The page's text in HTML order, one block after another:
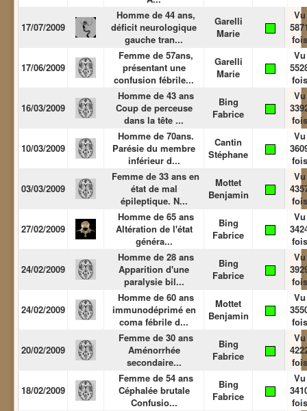
17/07/2009
Homme de 44 ans,
déficit neurologique
gauche tran...
Garelli
Marie
Vu
fois
17/06/2009
Femme de 57ans,
présentant une
confusion fébrile...
Garelli
Marie
Vu
fois
16/03/2009
Homme de 43 ans
Coup de perceuse
dans la tête ...
Bing
Fabrice
Vu
fois
10/03/2009
Homme de 70ans.
Parésie du membre
inférieur d...
Cantin
Stéphane
Vu
fois
03/03/2009
Femme de 33 ans en
état de mal
épileptique. N...
Mottet
Benjamin
Vu
fois
27/02/2009
Homme de 65 ans
Altération de l'état
généra...
Bing
Fabrice
Vu
fois
24/02/2009
Homme de 28 ans
Apparition d'une
paralysie bil...
Bing
Fabrice
Vu
fois
24/02/2009
Homme de 60 ans
immunodéprimé en
coma fébrile d...
Mottet
Benjamin
Vu
fois
20/02/2009
Femme de 30 ans
Aménorrhée
secondaire...
Bing
Fabrice
Vu
fois
18/02/2009
Femme de 54 ans
Céphalée brutale
Confusio...
Bing
Fabrice
Vu
fois